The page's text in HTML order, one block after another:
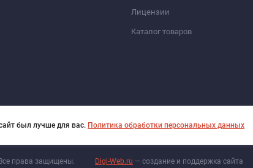
Лицензии
Каталог товаров
права защищены. Digi-Web.ru — создание и поддержка сайта
был лучше для вас. Политика обработки персональных данных